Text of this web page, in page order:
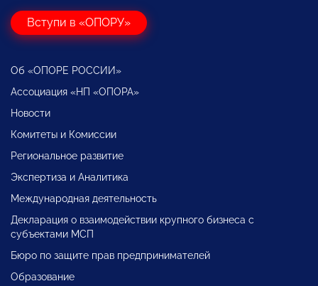
Вступи в «ОПОРУ»
Об «ОПОРЕ РОССИИ»
Ассоциация «НП «ОПОРА»
Новости
Комитеты и Комиссии
Региональное развитие
Экспертиза и Аналитика
Международная деятельность
Декларация о взаимодействии крупного бизнеса с
субъектами МСП
Бюро по защите прав предпринимателей
Образование